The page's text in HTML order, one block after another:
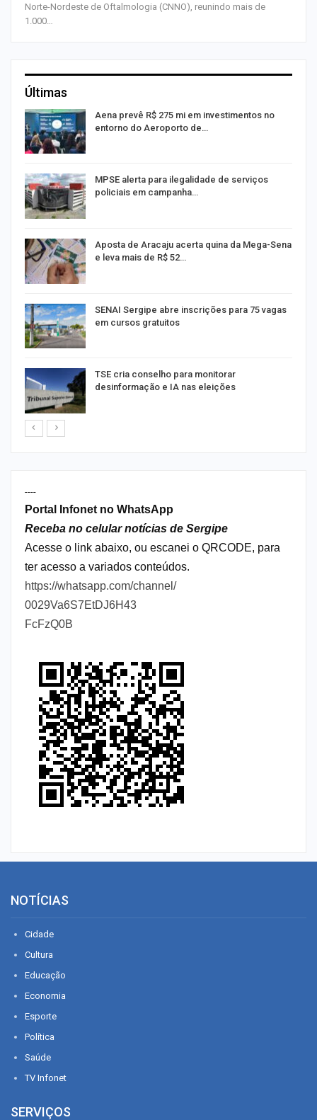
Norte-Nordeste de Oftalmologia (CNNO), reunindo mais de
1.000…
Últimas
Aena prevê R$ 275 mi em investimentos no
entorno do Aeroporto de…
MPSE alerta para ilegalidade de serviços
policiais em campanha…
Aposta de Aracaju acerta quina da Mega-Sena
e leva mais de R$ 52…
SENAI Sergipe abre inscrições para 75 vagas
em cursos gratuitos
TSE cria conselho para monitorar
desinformação e IA nas eleições
----
Portal Infonet no WhatsApp
Receba no celular notícias de Sergipe
Acesse o link abaixo, ou escanei o QRCODE, para
ter acesso a variados conteúdos.
https://whatsapp.com/channel/
0029Va6S7EtDJ6H43
FcFzQ0B
NOTÍCIAS
Cidade
Cultura
Educação
Economia
Esporte
Política
Saúde
TV Infonet
SERVIÇOS